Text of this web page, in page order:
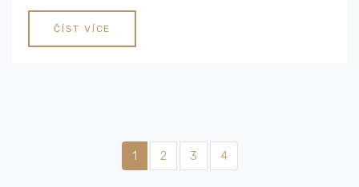
Doufám, že se vám tento příspěvek bude líbit a
přinese vám mnoho užitečných informací.
ČÍST VÍCE
1 2 3 4